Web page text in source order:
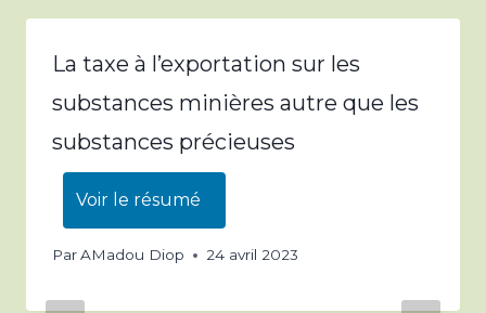
La taxe à l’exportation sur les
substances minières autre que les
substances précieuses
Voir le résumé
ParAMadou Diop 24 avril 2023